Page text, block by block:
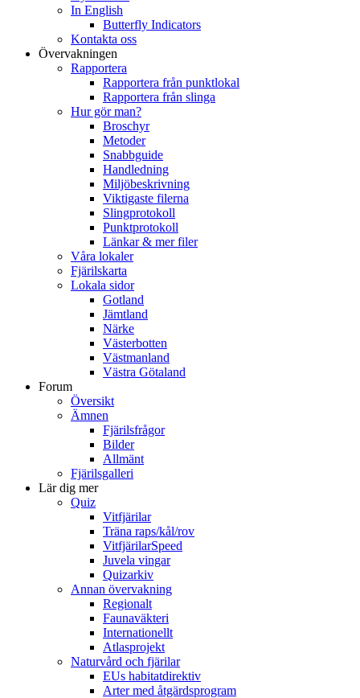
In English
Butterfly Indicators
Kontakta oss
Övervakningen
Rapportera
Rapportera från punktlokal
Rapportera från slinga
Hur gör man?
Broschyr
Metoder
Snabbguide
Handledning
Miljöbeskrivning
Viktigaste filerna
Slingprotokoll
Punktprotokoll
Länkar & mer filer
Våra lokaler
Fjärilskarta
Lokala sidor
Gotland
Jämtland
Närke
Västerbotten
Västmanland
Västra Götaland
Forum
Översikt
Ämnen
Fjärilsfrågor
Bilder
Allmänt
Fjärilsgalleri
Lär dig mer
Quiz
Vitfjärilar
Träna raps/kål/rov
VitfjärilarSpeed
Juvela vingar
Quizarkiv
Annan övervakning
Regionalt
Faunaväkteri
Internationellt
Atlasprojekt
Naturvård och fjärilar
EUs habitatdirektiv
Arter med åtgärdsprogram